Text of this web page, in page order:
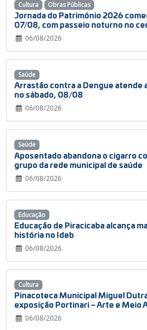
Jornada do Patrimônio 2026
07/08, com passeio noturno no
06/08/2026
Cultura Obras Públicas
Arrastão contra a Dengue atende
no sábado, 08/08
06/08/2026
Saúde
Aposentado abandona o cigarro
grupo da rede municipal de saúde
06/08/2026
Saúde
Educação de Piracicaba alcança
história no Ideb
06/08/2026
Educação
Pinacoteca Municipal Miguel
exposição Portinari – Arte e Meio
06/08/2026
Cultura